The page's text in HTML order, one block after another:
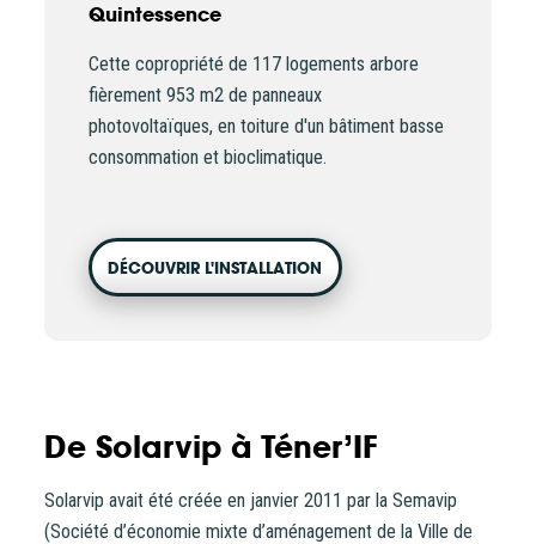
Quintessence
Cette copropriété de 117 logements arbore
fièrement 953 m2 de panneaux
photovoltaïques, en toiture d'un bâtiment basse
consommation et bioclimatique.
DÉCOUVRIR L'INSTALLATION
De Solarvip à Téner’IF
Solarvip avait été créée en janvier 2011 par la Semavip
(Société d’économie mixte d’aménagement de la Ville de